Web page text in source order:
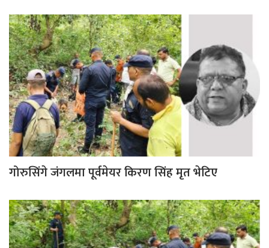
गोरुसिंगे जंगलमा पूर्वमेयर किरण सिंह मृत भेटिए